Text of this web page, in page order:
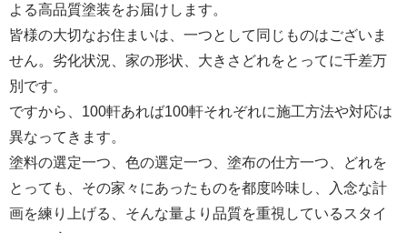
よる高品質塗装をお届けします。
皆様の大切なお住まいは、一つとして同じものはございま
せん。劣化状況、家の形状、大きさどれをとってに千差万
別です。
ですから、100軒あれば100軒それぞれに施工方法や対応は
異なってきます。
塗料の選定一つ、色の選定一つ、塗布の仕方一つ、どれを
とっても、その家々にあったものを都度吟味し、入念な計
画を練り上げる、そんな量より品質を重視しているスタイ